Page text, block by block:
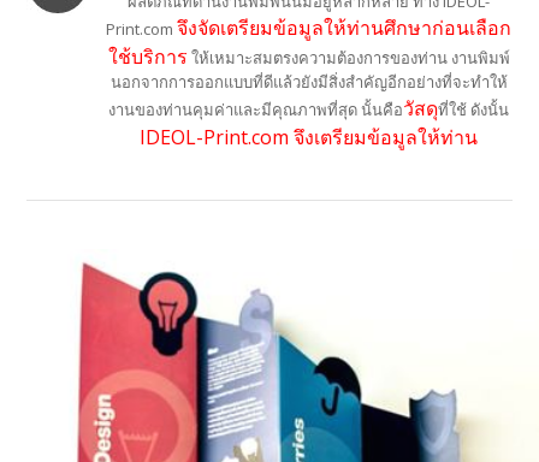
Print.com จึงจัดเตรียมข้อมูลให้ท่านศึกษาก่อนเลือก
ใช้บริการ ให้เหมาะสมตรงความต้องการของท่าน งานพิมพ์
นอกจากการออกแบบที่ดีแล้วยังมีสิ่งสำคัญอีกอย่างที่จะทำให้
งานของท่านคุมค่าและมีคุณภาพที่สุด นั้นคือวัสดุที่ใช้ ดังนั้น
IDEOL-Print.com จึงเตรียมข้อมูลให้ท่าน